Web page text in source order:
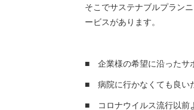
そこでサステナブルプラン
ービスがあります。
■ 企業様の希望に沿ったサ
■ 病院に行かなくても良い
■ コロナウイルス流行以前